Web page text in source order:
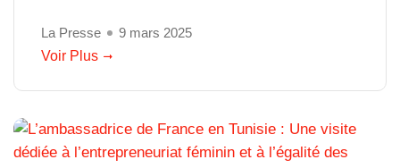
La Presse
9 mars 2025
Voir Plus